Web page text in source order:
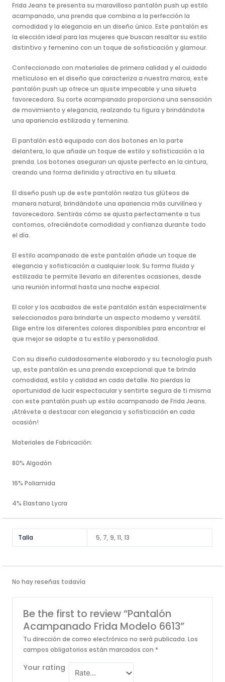
Frida Jeans te presenta su maravilloso pantalón push up estilo
acampanado, una prenda que combina a la perfección la
comodidad y la elegancia en un diseño único. Este pantalón es
la elección ideal para las mujeres que buscan resaltar su estilo
distintivo y femenino con un toque de sofisticación y glamour.
Confeccionado con materiales de primera calidad y el cuidado
meticuloso en el diseño que caracteriza a nuestra marca, este
pantalón push up ofrece un ajuste impecable y una silueta
favorecedora. Su corte acampanado proporciona una sensación
de movimiento y elegancia, realzando tu figura y brindándote
una apariencia estilizada y femenina.
El pantalón está equipado con dos botones en la parte
delantera, lo que añade un toque de estilo y sofisticación a la
prenda. Los botones aseguran un ajuste perfecto en la cintura,
creando una forma definida y atractiva en tu silueta.
El diseño push up de este pantalón realza tus glúteos de
manera natural, brindándote una apariencia más curvilínea y
favorecedora. Sentirás cómo se ajusta perfectamente a tus
contornos, ofreciéndote comodidad y confianza durante todo
el día.
El estilo acampanado de este pantalón añade un toque de
elegancia y sofisticación a cualquier look. Su forma fluida y
estilizada te permite llevarlo en diferentes ocasiones, desde
una reunión informal hasta una noche especial.
El color y los acabados de este pantalón están especialmente
seleccionados para brindarte un aspecto moderno y versátil.
Elige entre los diferentes colores disponibles para encontrar el
que mejor se adapte a tu estilo y personalidad.
Con su diseño cuidadosamente elaborado y su tecnología push
up, este pantalón es una prenda excepcional que te brinda
comodidad, estilo y calidad en cada detalle. No pierdas la
oportunidad de lucir espectacular y sentirte segura de ti misma
con este pantalón push up estilo acampanado de Frida Jeans.
¡Atrévete a destacar con elegancia y sofisticación en cada
ocasión!
Materiales de Fabricación:
80% Algodón
16% Poliamida
4% Elastano Lycra
Talla 5, 7, 9, 11, 13
No hay reseñas todavía
Be the first to review “Pantalón
Acampanado Frida Modelo 6613”
Tu dirección de correo electrónico no será publicada. Los
campos obligatorios están marcados con *
Your rating